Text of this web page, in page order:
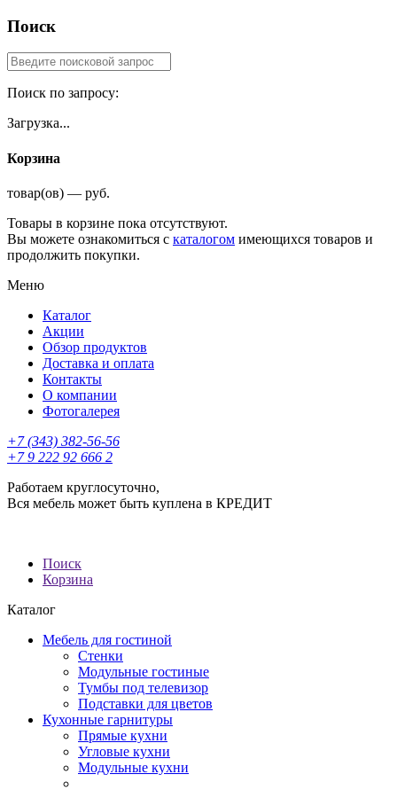
Поиск
Поиск по запросу:
Загрузка...
Корзина
товар(ов) — руб.
Товары в корзине пока отсутствуют.
Вы можете ознакомиться с каталогом имеющихся товаров и
продолжить покупки.
Меню
Каталог
Акции
Обзор продуктов
Доставка и оплата
Контакты
О компании
Фотогалерея
+7 (343) 382-56-56
+7 9 222 92 666 2
Работаем круглосуточно,
Вся мебель может быть куплена в КРЕДИТ
Поиск
Корзина
Каталог
Мебель для гостиной
Стенки
Модульные гостиные
Тумбы под телевизор
Подставки для цветов
Кухонные гарнитуры
Прямые кухни
Угловые кухни
Модульные кухни